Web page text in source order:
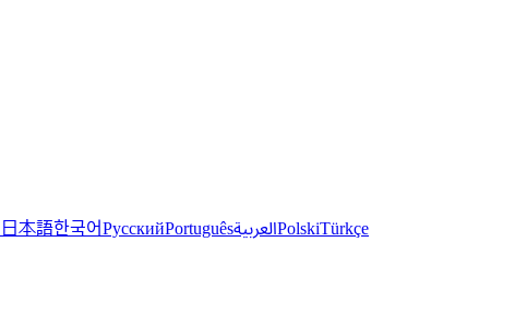
日本語한국어РусскийPortuguêsالعربيةPolskiTürkçe